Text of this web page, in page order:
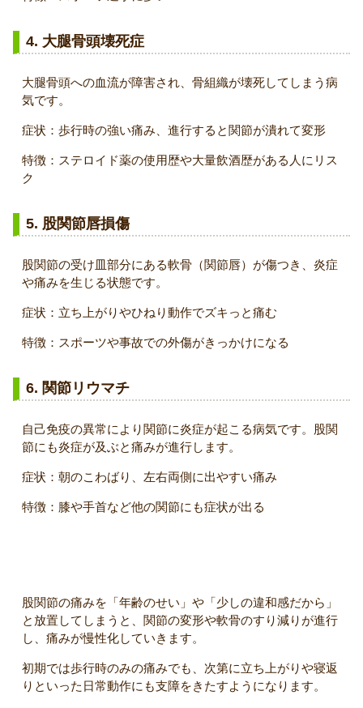
4. 大腿骨頭壊死症
大腿骨頭への血流が障害され、骨組織が壊死してしまう病
気です。
症状：歩行時の強い痛み、進行すると関節が潰れて変形
特徴：ステロイド薬の使用歴や大量飲酒歴がある人にリス
ク
5. 股関節唇損傷
股関節の受け皿部分にある軟骨（関節唇）が傷つき、炎症
や痛みを生じる状態です。
症状：立ち上がりやひねり動作でズキっと痛む
特徴：スポーツや事故での外傷がきっかけになる
6. 関節リウマチ
自己免疫の異常により関節に炎症が起こる病気です。股関
節にも炎症が及ぶと痛みが進行します。
症状：朝のこわばり、左右両側に出やすい痛み
特徴：膝や手首など他の関節にも症状が出る
股関節の痛みを「年齢のせい」や「少しの違和感だから」
と放置してしまうと、関節の変形や軟骨のすり減りが進行
し、痛みが慢性化していきます。
初期では歩行時のみの痛みでも、次第に立ち上がりや寝返
りといった日常動作にも支障をきたすようになります。